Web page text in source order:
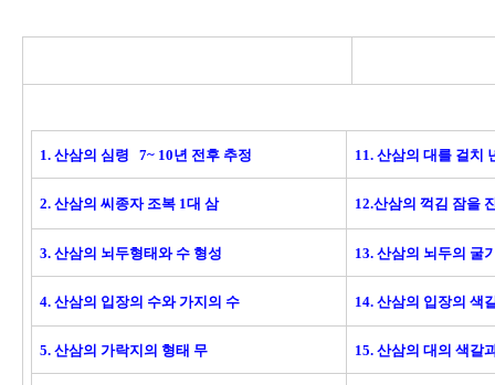
1. 산삼의 심령 7~ 10년 전후 추정 11. 산삼의 대를 걸치
2. 산삼의 씨종자 조복 1대 삼 12.산삼의 꺽김 잠을
3. 산삼의 뇌두형태와 수 형성 13. 산삼의 뇌두의 굴
4. 산삼의 입장의 수와 가지의 수 14. 산삼의 입장의 색
5. 산삼의 가락지의 형태 무 15. 산삼의 대의 색갈